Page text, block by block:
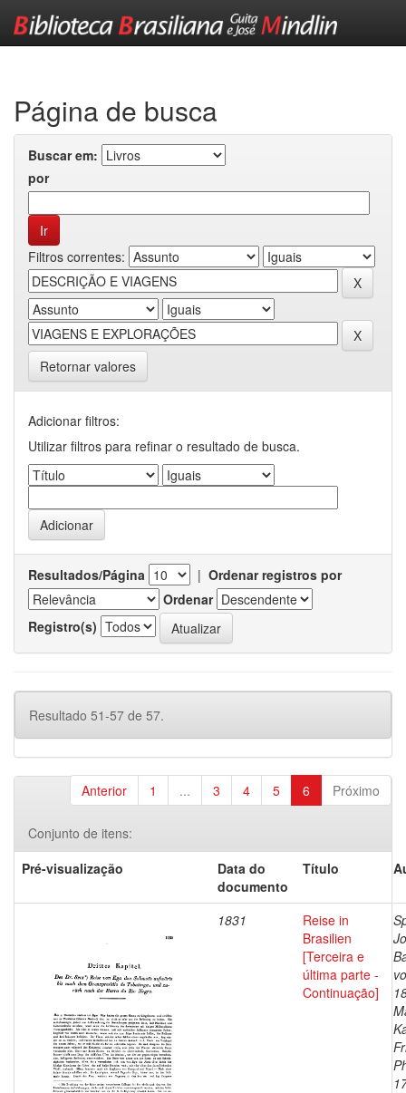
Página de busca
Buscar em:
por
Filtros correntes:
Retornar valores
Adicionar filtros:
Utilizar filtros para refinar o resultado de busca.
Resultados/Página | Ordenar registros por
Ordenar
Registro(s)
Resultado 51-57 de 57.
Anterior 1 ... 3 4 5 6 Próximo
Conjunto de itens:
Pré-visualização
Data do
documento
Título
1831
Reise in
Brasilien
[Terceira e
última parte -
Continuação]